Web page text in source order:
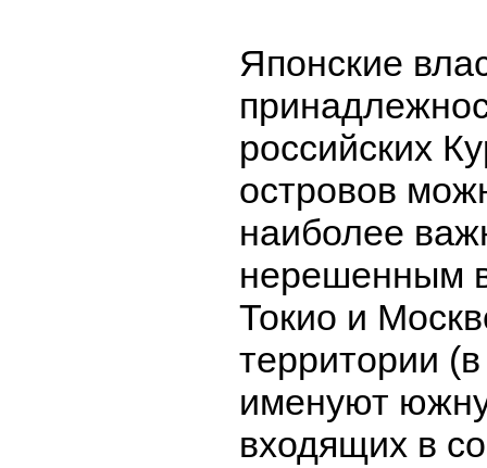
Японские
российских
островов
наиболее
нерешенным
Токио и
территории
именуют
входящих в